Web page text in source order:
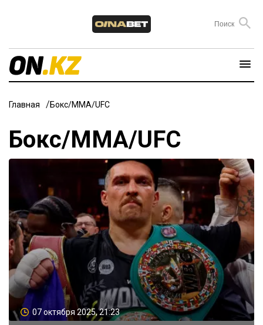
Главная Бокс/ММА/UFC
Бокс/ММА/UFC
07 октября 2025, 21:23